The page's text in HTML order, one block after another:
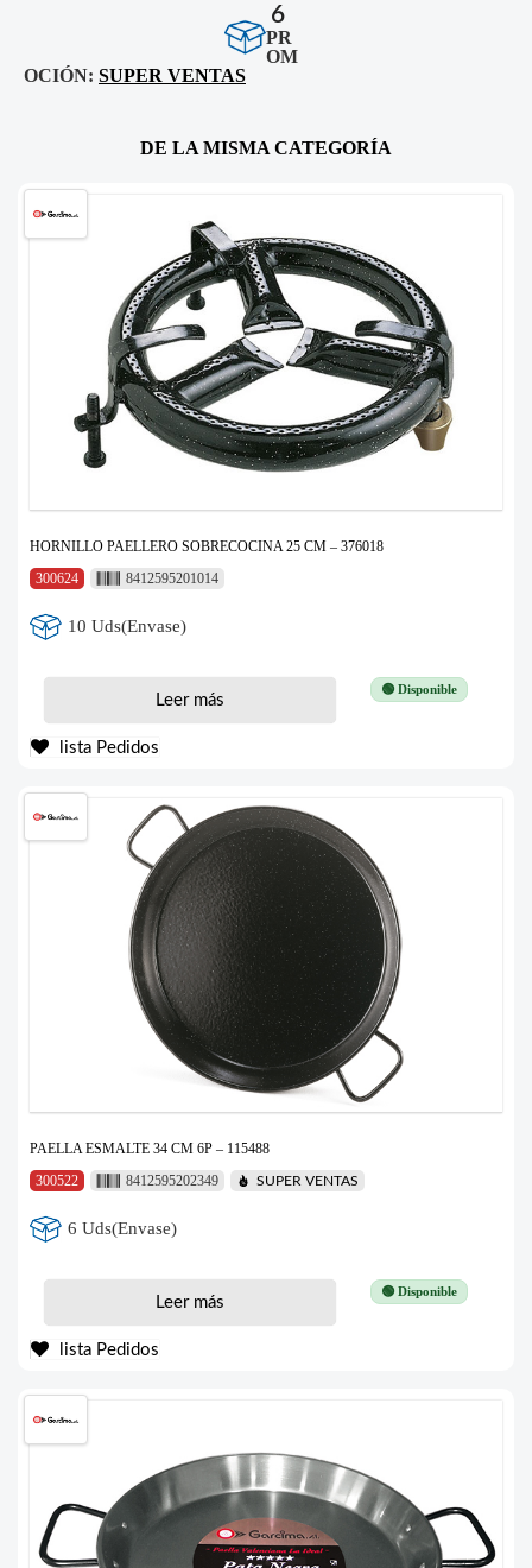
6
PR
OM
OCIÓN: SUPER VENTAS
DE LA MISMA CATEGORÍA
HORNILLO PAELLERO SOBRECOCINA 25 CM – 376018
300624
8412595201014
10 Uds(Envase)
🟢 Disponible
Leer más
lista Pedidos
PAELLA ESMALTE 34 CM 6P – 115488
300522
8412595202349 SUPER VENTAS
6 Uds(Envase)
🟢 Disponible
Leer más
lista Pedidos